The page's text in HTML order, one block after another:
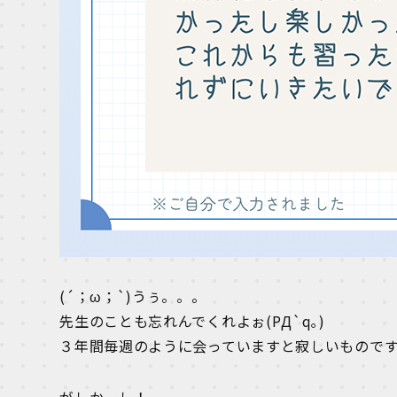
(´；ω；`)うぅ。。。
先生のことも忘れんでくれよぉ(PД`q｡)
３年間毎週のように会っていますと寂しいもので